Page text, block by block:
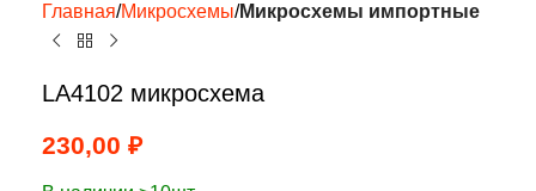
Главная Микросхемы Микросхемы импортные
LA4102 микросхема
230,00 ₽